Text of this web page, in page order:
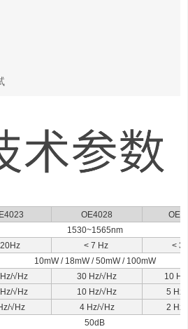
OE4028
1530~1565nm
< 7 Hz
< 3
10mW / 18mW / 50mW / 100mW
√Hz 30 Hz/√Hz
10
√Hz
10 Hz/√Hz
5 Hz/
√Hz
4 Hz/√Hz
2 Hz/
50dB